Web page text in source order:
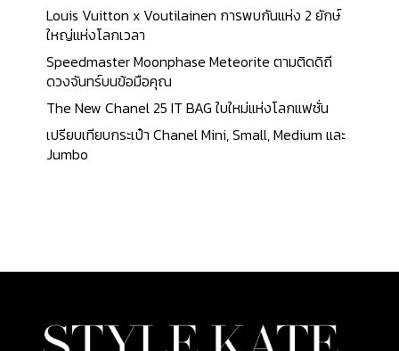
Louis Vuitton x Voutilainen การพบกันแห่ง 2 ยักษ์
ใหญ่แห่งโลกเวลา
Speedmaster Moonphase Meteorite ตามติดดิถี
ดวงจันทร์บนข้อมือคุณ
The New Chanel 25 IT BAG ใบใหม่แห่งโลกแฟชั่น
เปรียบเทียบกระเป๋า Chanel Mini, Small, Medium และ
Jumbo